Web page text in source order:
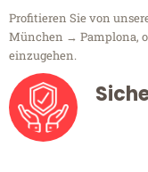
Profitieren Sie von
München → Pamplona,
einzugehen.